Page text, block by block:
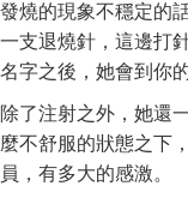
發燒的現象不穩定的
一支退燒針，這邊打
名字之後，她會到你
除了注射之外，她還
麼不舒服的狀態之下
員，有多大的感激。